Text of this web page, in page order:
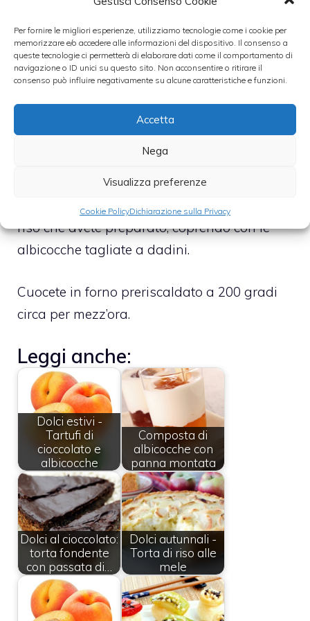
Per fornire le migliori esperienze, utilizziamo tecnologie come i cookie per
memorizzare e/o accedere alle informazioni del dispositivo. Il consenso a
queste tecnologie ci permetterà di elaborare dati come il comportamento di
navigazione o ID unici su questo sito. Non acconsentire o ritirare il
consenso può influire negativamente su alcune caratteristiche e funzioni.
Accetta
Nega
Visualizza preferenze
Cookie PolicyDichiarazione sulla Privacy
Una volta che il composto sarà freddo unite
le uova, in modo che non si cuociano
sull’istante.
A parte preparate quindi uno stampo
quadrato da foderare con la vostra pasta
sfoglia. Imburrate come d’abitudine o usate
la carta da forno. Disponete al suo interno la
pasta sfoglia e versate sopra il composto di
riso che avete preparato, coprendo con le
albicocche tagliate a dadini.
Cuocete in forno preriscaldato a 200 gradi
circa per mezz’ora.
Leggi anche:
Dolci estivi -
Tartufi di
cioccolato e
albicocche
Composta di
albicocche con
panna montata
Dolci al cioccolato:
torta fondente
con passata di…
Dolci autunnali -
Torta di riso alle
mele